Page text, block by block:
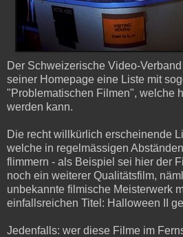
Der Schweizerische Video-Verband
seiner Homepage eine Liste mit
"Problematischen Filmen", welche
werden kann.
Die recht willkürlich erscheinende
welche in regelmässigen
flimmern - als Beispiel sei hier der
noch ein weiterer Qualitätsfilm,
unbekannte filmische Meisterwerk
einfallsreichen Titel: Halloween II
Jedenfalls: wer diese Filme im